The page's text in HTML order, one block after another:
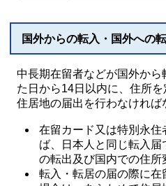
国外からの転入・国外への
中長期在留者などが国外か
た日から14日以内に、住所
住居地の届出を行わなければ
在留カード又は特別永
ば、日本人と同じ転入
の転出及び国内での住所
転入・転居の届の際に